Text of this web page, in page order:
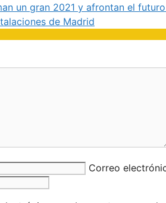
un gran 2021 y afrontan el
de Madrid
Correo